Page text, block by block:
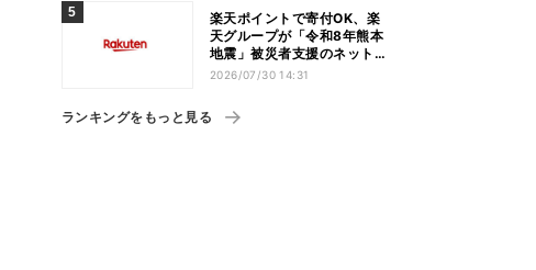
楽天ポイントで寄付OK、楽
天グループが「令和8年熊本
地震」被災者支援のネット募
金を受付中
2026/07/30 14:31
ランキングをもっと見る